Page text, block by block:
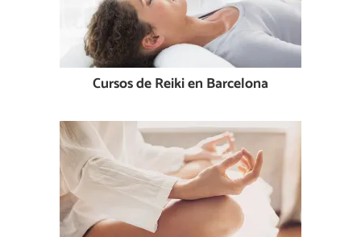
Cursos de Reiki en Barcelona